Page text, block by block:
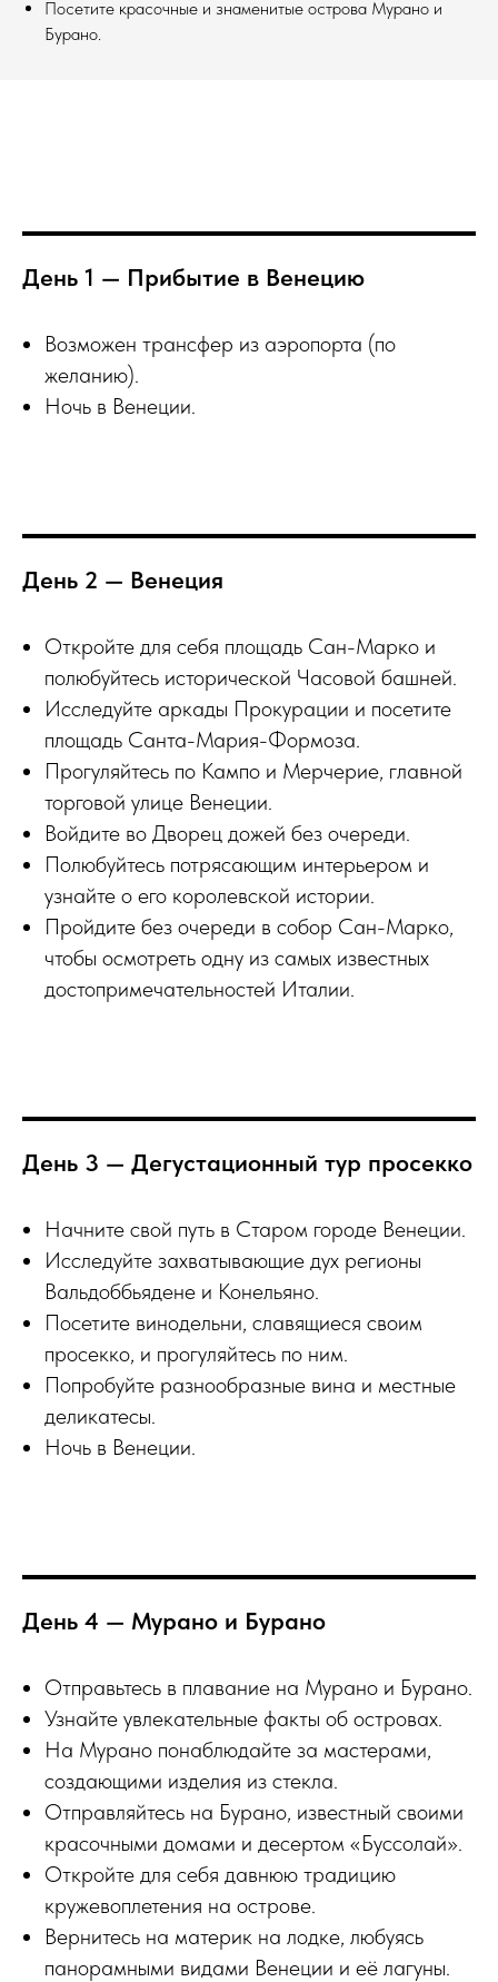
Посетите красочные и знаменитые острова Мурано и
Бурано.
День 1 — Прибытие в Венецию
Возможен трансфер из аэропорта (по
желанию).
Ночь в Венеции.
День 2 — Венеция
Откройте для себя площадь Сан-Марко и
полюбуйтесь исторической Часовой башней.
Исследуйте аркады Прокурации и посетите
площадь Санта-Мария-Формоза.
Прогуляйтесь по Кампо и Мерчерие, главной
торговой улице Венеции.
Войдите во Дворец дожей без очереди.
Полюбуйтесь потрясающим интерьером и
узнайте о его королевской истории.
Пройдите без очереди в собор Сан-Марко,
чтобы осмотреть одну из самых известных
достопримечательностей Италии.
День 3 — Дегустационный тур просекко
Начните свой путь в Старом городе Венеции.
Исследуйте захватывающие дух регионы
Вальдоббьядене и Конельяно.
Посетите винодельни, славящиеся своим
просекко, и прогуляйтесь по ним.
Попробуйте разнообразные вина и местные
деликатесы.
Ночь в Венеции.
День 4 — Мурано и Бурано
Отправьтесь в плавание на Мурано и Бурано.
Узнайте увлекательные факты об островах.
На Мурано понаблюдайте за мастерами,
создающими изделия из стекла.
Отправляйтесь на Бурано, известный своими
красочными домами и десертом «Буссолай».
Откройте для себя давнюю традицию
кружевоплетения на острове.
Вернитесь на материк на лодке, любуясь
панорамными видами Венеции и её лагуны.